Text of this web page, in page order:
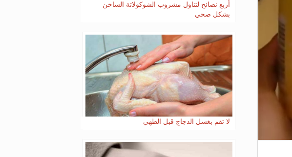
أربع نصائح لتناول مشروب الشوكولاتة الساخن
بشكل صحي
لا تقم بغسل الدجاج قبل الطهي